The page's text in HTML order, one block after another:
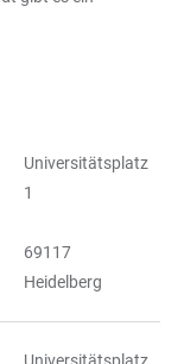
Universitätsplatz
1
69117
Heidelberg